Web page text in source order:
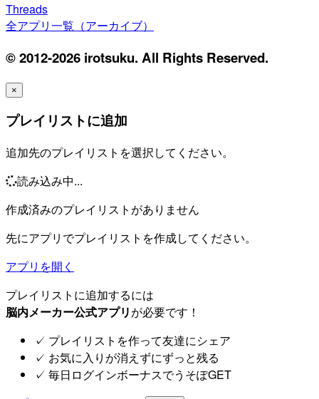
Threads
全アプリ一覧（アーカイブ）
© 2012-2026 irotsuku. All Rights Reserved.
×
プレイリストに追加
追加先のプレイリストを選択してください。
読み込み中...
作成済みのプレイリストがありません
先にアプリでプレイリストを作成してください。
アプリを開く
プレイリストに追加するには
脳内メーカー公式アプリが必要です！
✓ プレイリストを作って友達にシェア
✓ お気に入りが消えずにずっと残る
✓ 毎日ログインボーナスでうそぽGET